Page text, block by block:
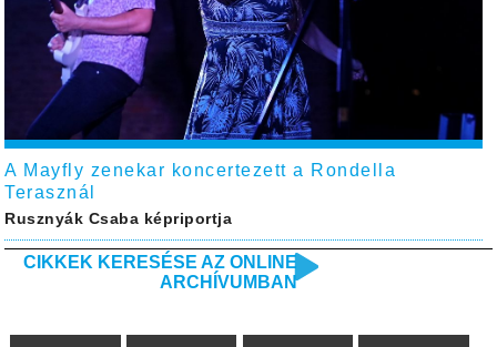
A Mayfly zenekar koncertezett a Rondella
Terasznál
Rusznyák Csaba képriportja
CIKKEK KERESÉSE AZ ONLINE
ARCHÍVUMBAN